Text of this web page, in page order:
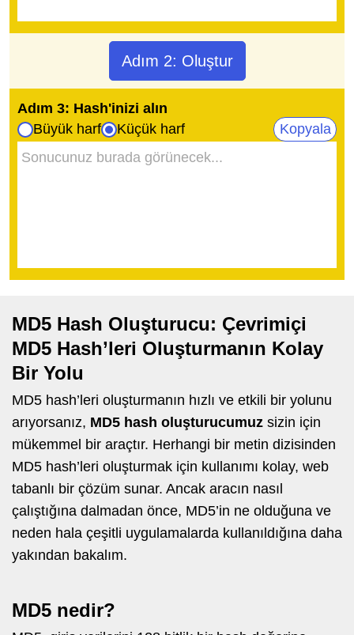
Adım 2: Oluştur
Adım 3: Hash'inizi alın
Büyük harf
Küçük harf Kopyala
MD5 Hash Oluşturucu: Çevrimiçi
MD5 Hash’leri Oluşturmanın Kolay
Bir Yolu
MD5 hash’leri oluşturmanın hızlı ve etkili bir yolunu
arıyorsanız, MD5 hash oluşturucumuz sizin için
mükemmel bir araçtır. Herhangi bir metin dizisinden
MD5 hash’leri oluşturmak için kullanımı kolay, web
tabanlı bir çözüm sunar. Ancak aracın nasıl
çalıştığına dalmadan önce, MD5’in ne olduğuna ve
neden hala çeşitli uygulamalarda kullanıldığına daha
yakından bakalım.
MD5 nedir?